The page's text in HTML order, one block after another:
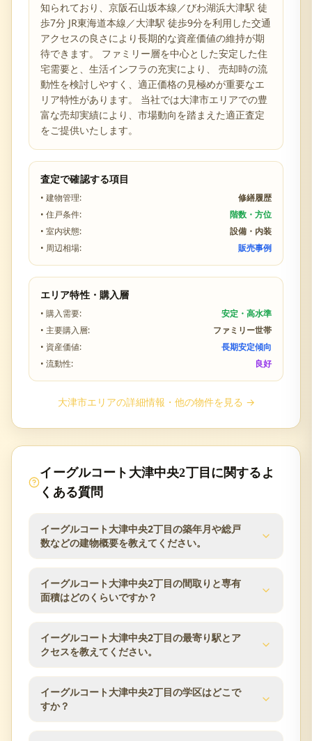
知られており、 京阪石山坂本線／びわ湖浜大津駅 徒
歩7分 JR東海道本線／大津駅 徒歩9分を利用した交通
アクセスの良さ により長期的な資産価値の維持が期
待できます。 ファミリー層を中心とした安定した住
宅需要と、生活インフラの充実により、 売却時の流
動性を検討しやすく、適正価格の見極めが重要なエ
リア特性があります。 当社では大津市エリアでの豊
富な売却実績により、市場動向を踏まえた適正査定
をご提供いたします。
査定で確認する項目
• 建物管理:
修繕履歴
• 住戸条件:
階数・方位
• 室内状態:
設備・内装
• 周辺相場:
販売事例
エリア特性・購入層
• 購入需要:
安定・高水準
• 主要購入層:
ファミリー世帯
• 資産価値:
長期安定傾向
• 流動性:
良好
大津市エリアの詳細情報・他の物件を見る →
イーグルコート大津中央2丁目 に関するよ
くある質問
イーグルコート大津中央2丁目の築年月や総戸
数などの建物概要を教えてください。
イーグルコート大津中央2丁目の建物概要は次のとお
りです。築年月は2025年2月、総戸数は69戸、建物
利は所有権です。分譲会社はダイマルヤアネック
ス、施工会社はメルディアDC、管理会社は長谷工コ
ミュニティ、管理方式は日勤です。査定時にはこれ
らの建物条件と管理状況を確認します。
イーグルコート大津中央2丁目の間取りと専有
面積はどのくらいですか？
イーグルコート大津中央2丁目の分譲時の公表値で
は、間取りは1LDK〜3LDK、専有面積は36.62m²〜
す。同じマンション内でも住戸ごとに面積・向き・
階数が異なるため、ご所有住戸の条件をもとに査定
します。
イーグルコート大津中央2丁目の最寄り駅とア
クセスを教えてください。
イーグルコート大津中央2丁目の交通アクセスは京阪
石山坂本線／びわ湖浜大津駅 徒歩7分 JR東海道本線
丁目6-15です。駅からの距離や利用できる路線は、
イーグルコート大津中央2丁目の学区はどこで
すか？